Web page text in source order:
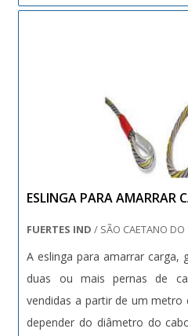
é a....
ESLINGA PARA AMARRAR
FUERTES IND / SÃO CAETANO DO
A eslinga para amarrar carga,
duas ou mais pernas de
vendidas a partir de um
depender do diâmetro do